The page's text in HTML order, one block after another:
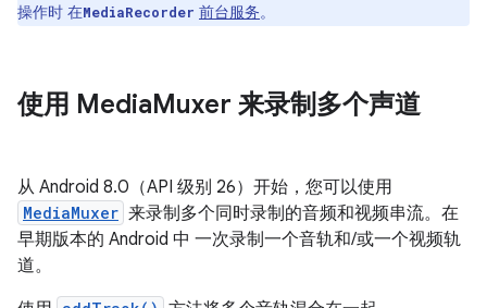
操作时 在MediaRecorder 前台服务。
使用 MediaMuxer 来录制多个声道
从 Android 8.0（API 级别 26）开始，您可以使用
MediaMuxer 来录制多个同时录制的音频和视频串流。在
早期版本的 Android 中 一次录制一个音轨和/或一个视频轨
道。